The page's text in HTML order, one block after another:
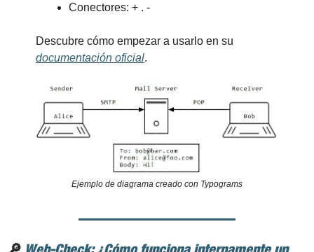
Conectores: + . -
documentación oficial.
Ejemplo de diagrama creado con Typograms